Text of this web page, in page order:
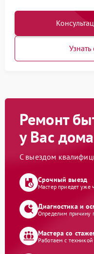
Ремонт
у Вас дома
С выездом
Срочный выезд
Мастер приедет уже
Диагностика и
Определим причину
Мастера со
Работаем с